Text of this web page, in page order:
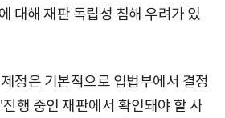
대해 재판 독립성 침해 우려가 있
정은 기본적으로 입법부에서 결정
행 중인 재판에서 확인돼야 할 사